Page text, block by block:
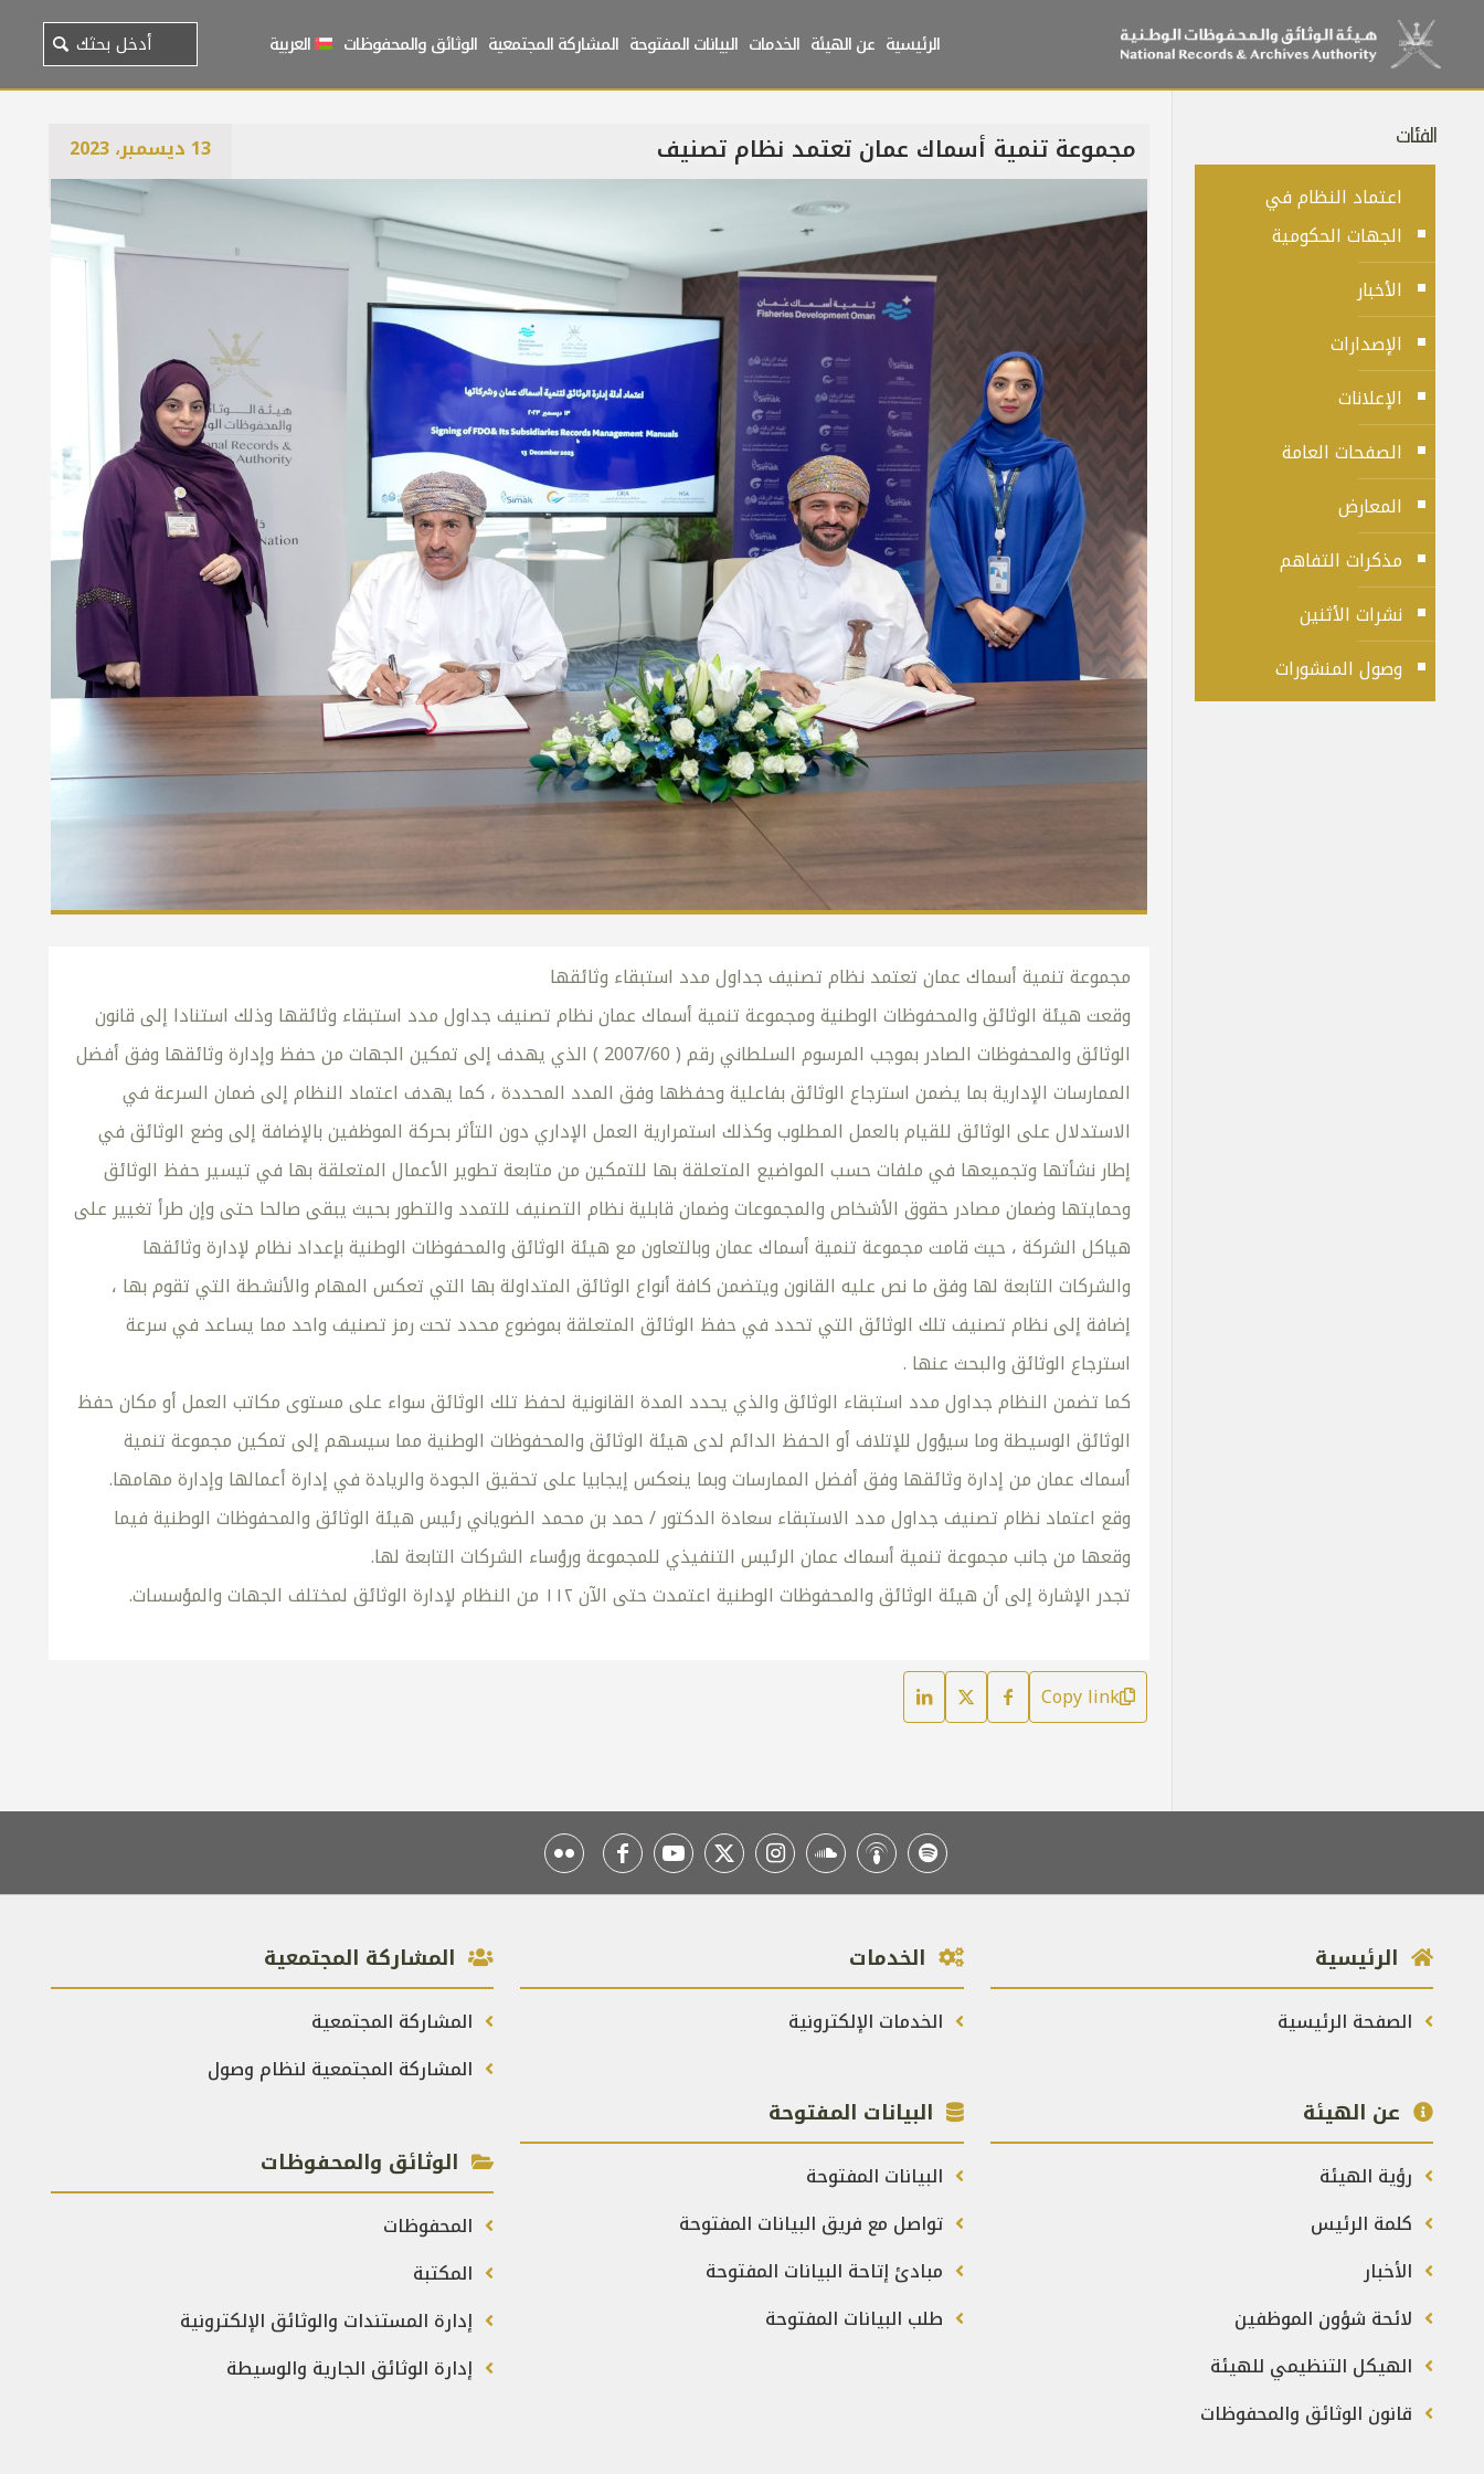
الرئيسية عن الهيئة الخدمات البيانات المفتوحة المشاركة المجتمعية الوثائق والمحفوظات العربية
مجموعة تنمية أسماك عمان تعتمد نظام تصنيف 13 ديسمبر، 2023
مجموعة تنمية أسماك عمان تعتمد نظام تصنيف جداول مدد استبقاء وثائقها
وقعت هيئة الوثائق والمحفوظات الوطنية ومجموعة تنمية أسماك عمان نظام تصنيف جداول مدد استبقاء وثائقها وذلك استنادا إلى قانون
الوثائق والمحفوظات الصادر بموجب المرسوم السلطاني رقم ( 2007/60 ) الذي يهدف إلى تمكين الجهات من حفظ وإدارة وثائقها وفق أفضل
الممارسات الإدارية بما يضمن استرجاع الوثائق بفاعلية وحفظها وفق المدد المحددة ، كما يهدف اعتماد النظام إلى ضمان السرعة في
الاستدلال على الوثائق للقيام بالعمل المطلوب وكذلك استمرارية العمل الإداري دون التأثر بحركة الموظفين بالإضافة إلى وضع الوثائق في
إطار نشأتها وتجميعها في ملفات حسب المواضيع المتعلقة بها للتمكين من متابعة تطوير الأعمال المتعلقة بها في تيسير حفظ الوثائق
وحمايتها وضمان مصادر حقوق الأشخاص والمجموعات وضمان قابلية نظام التصنيف للتمدد والتطور بحيث يبقى صالحا حتى وإن طرأ تغيير على
هياكل الشركة ، حيث قامت مجموعة تنمية أسماك عمان وبالتعاون مع هيئة الوثائق والمحفوظات الوطنية بإعداد نظام لإدارة وثائقها
والشركات التابعة لها وفق ما نص عليه القانون ويتضمن كافة أنواع الوثائق المتداولة بها التي تعكس المهام والأنشطة التي تقوم بها ،
إضافة إلى نظام تصنيف تلك الوثائق التي تحدد في حفظ الوثائق المتعلقة بموضوع محدد تحت رمز تصنيف واحد مما يساعد في سرعة
استرجاع الوثائق والبحث عنها .
كما تضمن النظام جداول مدد استبقاء الوثائق والذي يحدد المدة القانونية لحفظ تلك الوثائق سواء على مستوى مكاتب العمل أو مكان حفظ
الوثائق الوسيطة وما سيؤول للإتلاف أو الحفظ الدائم لدى هيئة الوثائق والمحفوظات الوطنية مما سيسهم إلى تمكين مجموعة تنمية
أسماك عمان من إدارة وثائقها وفق أفضل الممارسات وبما ينعكس إيجابيا على تحقيق الجودة والريادة في إدارة أعمالها وإدارة مهامها.
وقع اعتماد نظام تصنيف جداول مدد الاستبقاء سعادة الدكتور / حمد بن محمد الضوياني رئيس هيئة الوثائق والمحفوظات الوطنية فيما
وقعها من جانب مجموعة تنمية أسماك عمان الرئيس التنفيذي للمجموعة ورؤساء الشركات التابعة لها.
تجدر الإشارة إلى أن هيئة الوثائق والمحفوظات الوطنية اعتمدت حتى الآن ١١٢ من النظام لإدارة الوثائق لمختلف الجهات والمؤسسات.
Copy link
الفئات
اعتماد النظام في
الجهات الحكومية
الأخبار
الإصدارات
الإعلانات
الصفحات العامة
المعارض
مذكرات التفاهم
نشرات الأثنين
وصول المنشورات
الرئيسية
الصفحة الرئيسية
عن الهيئة
رؤية الهيئة
كلمة الرئيس
الأخبار
لائحة شؤون الموظفين
الهيكل التنظيمي للهيئة
قانون الوثائق والمحفوظات
الخدمات
الخدمات الإلكترونية
البيانات المفتوحة
البيانات المفتوحة
تواصل مع فريق البيانات المفتوحة
مبادئ إتاحة البيانات المفتوحة
طلب البيانات المفتوحة
المشاركة المجتمعية
المشاركة المجتمعية
المشاركة المجتمعية لنظام وصول
الوثائق والمحفوظات
المحفوظات
المكتبة
إدارة المستندات والوثائق الإلكترونية
إدارة الوثائق الجارية والوسيطة